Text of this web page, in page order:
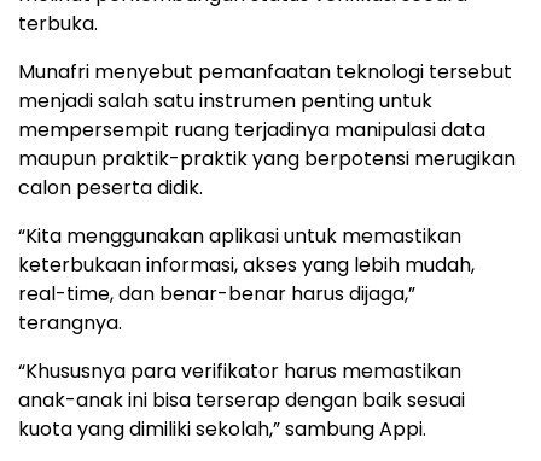
terbuka.
Munafri menyebut pemanfaatan teknologi tersebut
menjadi salah satu instrumen penting untuk
mempersempit ruang terjadinya manipulasi data
maupun praktik-praktik yang berpotensi merugikan
calon peserta didik.
“Kita menggunakan aplikasi untuk memastikan
keterbukaan informasi, akses yang lebih mudah,
real-time, dan benar-benar harus dijaga,”
terangnya.
“Khususnya para verifikator harus memastikan
anak-anak ini bisa terserap dengan baik sesuai
kuota yang dimiliki sekolah,” sambung Appi.